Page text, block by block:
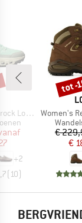
Low WP
prijs
+2
(10)
Artikel
Women's
€
€
tot -